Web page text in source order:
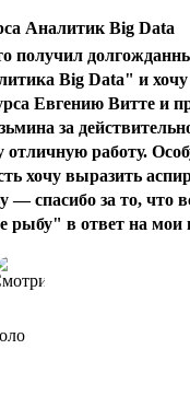
Аналитик Big Data
получил
Big Data" и хочу
Евгению Витте и
за
отличную работу.
хочу выразить
— спасибо за то, что
рыбу" в ответ на мои